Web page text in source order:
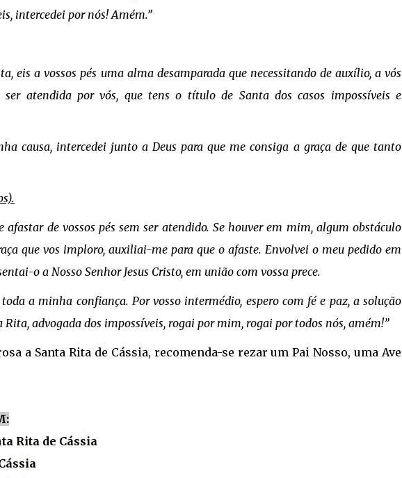
intercedei por nós! Amém.”
eis a vossos pés uma alma desamparada que necessitando de auxílio, a vós
ser atendida por vós, que tens o título de Santa dos casos impossíveis e
causa, intercedei junto a Deus para que me consiga a graça de que tanto
de vossos pés sem ser atendido. Se houver em mim, algum obstáculo
que vos imploro, auxiliai-me para que o afaste. Envolvei o meu pedido em
o a Nosso Senhor Jesus Cristo, em união com vossa prece.
a minha confiança. Por vosso intermédio, espero com fé e paz, a solução
advogada dos impossíveis, rogai por mim, rogai por todos nós, amém!”
a Santa Rita de Cássia, recomenda-se rezar um Pai Nosso, uma Ave
Rita de Cássia